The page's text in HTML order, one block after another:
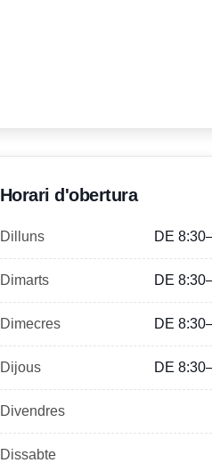
Horari d'obertura
Dilluns DE
Dimarts DE
Dimecres DE
Dijous DE
Divendres
Dissabte